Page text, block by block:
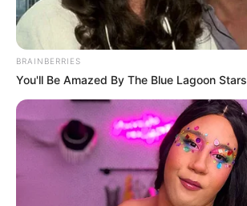
BRAINBERRIES
You'll Be Amazed By The Blue Lagoon